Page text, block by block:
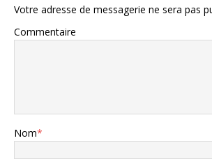
Votre adresse de messagerie ne sera pas
Commentaire
Nom*